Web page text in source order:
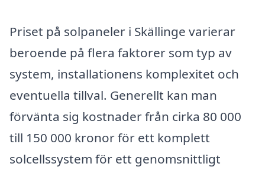
Priset på solpaneler i Skällinge varierar
beroende på flera faktorer som typ av
system, installationens komplexitet och
eventuella tillval. Generellt kan man
förvänta sig kostnader från cirka 80 000
till 150 000 kronor för ett komplett
solcellssystem för ett genomsnittligt